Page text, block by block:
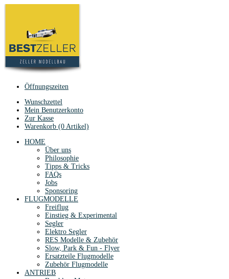
Öffnungszeiten
Wunschzettel
Mein Benutzerkonto
Zur Kasse
Warenkorb (0 Artikel)
HOME
Über uns
Philosophie
Tipps & Tricks
FAQs
Jobs
Sponsoring
FLUGMODELLE
Freiflug
Einstieg & Experimental
Segler
Elektro Segler
RES Modelle & Zubehör
Slow, Park & Fun - Flyer
Ersatzteile Flugmodelle
Zubehör Flugmodelle
ANTRIEB